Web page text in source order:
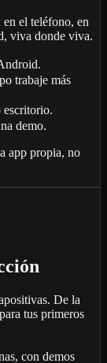
el teléfono, en
viva donde viva.
trabaje más
escritorio.
demo.
app propia, no
De la
tus primeros
con demos